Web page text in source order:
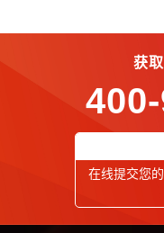
获
在线提交您